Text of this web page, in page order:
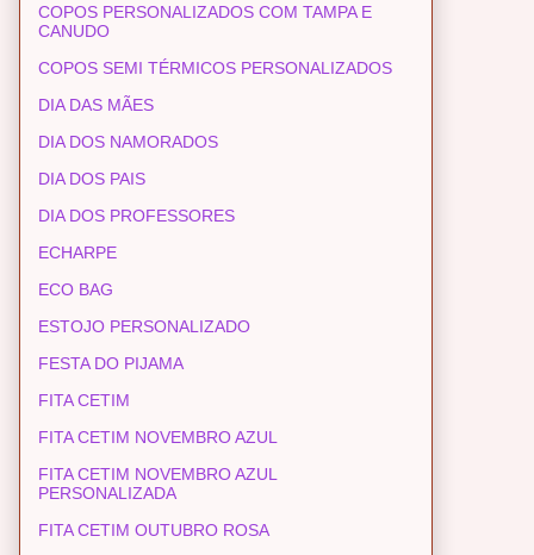
COPOS PERSONALIZADOS COM TAMPA E
CANUDO
COPOS SEMI TÉRMICOS PERSONALIZADOS
DIA DAS MÃES
DIA DOS NAMORADOS
DIA DOS PAIS
DIA DOS PROFESSORES
ECHARPE
ECO BAG
ESTOJO PERSONALIZADO
FESTA DO PIJAMA
FITA CETIM
FITA CETIM NOVEMBRO AZUL
FITA CETIM NOVEMBRO AZUL
PERSONALIZADA
FITA CETIM OUTUBRO ROSA